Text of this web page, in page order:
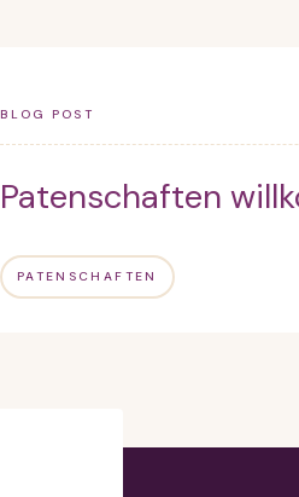
BLOG POST
Patenschaften
PATENSCHAFTEN